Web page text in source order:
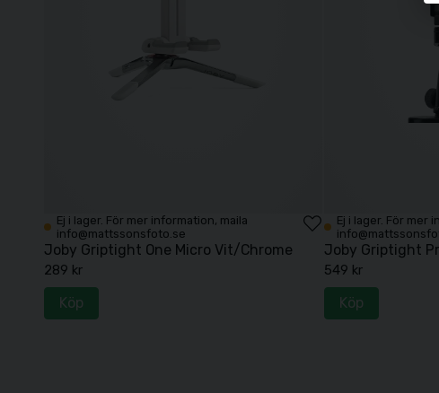
Ej i lager. För mer information, maila
info@mattssonsfoto.se
Joby Griptight One Micro Vit/Chrome
289 kr
Köp
Ej i lager. För mer
Joby Griptight
549 kr
Köp